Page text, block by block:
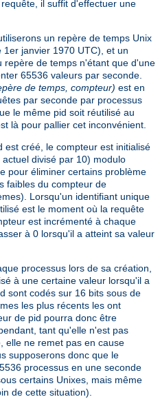
il suffit d'effectuer une
un repère de temps Unix
janvier 1970 UTC), et un
repère de temps n'étant que d'une
65536 valeurs par seconde.
de temps, compteur) est en
par seconde par processus
le même pid soit réutilisé au
là pour pallier cet inconvénient.
est créé, le compteur est initialisé
divisé par 10) modulo
pour éliminer certains problème
faibles du compteur de
Lorsqu'un identifiant unique
est le moment où la requête
est incrémenté à chaque
à 0 lorsqu'il a atteint sa valeur
processus lors de sa création,
à une certaine valeur lorsqu'il a
sont codés sur 16 bits sous de
les plus récents les ont
de pid pourra donc être
tant qu'elle n'est pas
elle ne remet pas en cause
supposerons donc que le
processus en une seconde
certains Unixes, mais même
de cette situation).